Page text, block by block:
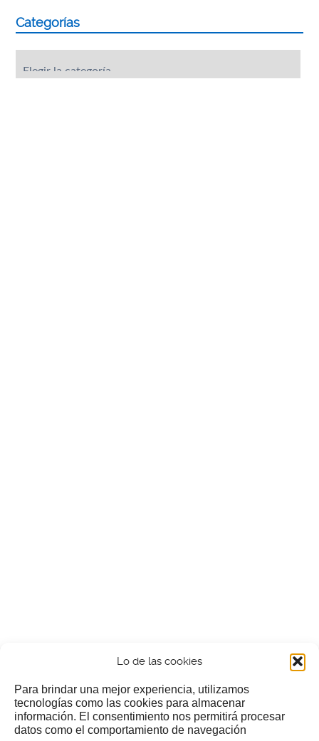
Lo de las cookies
Para brindar una mejor experiencia, utilizamos
tecnologías como las cookies para almacenar
información. El consentimiento nos permitirá procesar
datos como el comportamiento de navegación
Categorías
¿Nos invitas a un cafecillo?